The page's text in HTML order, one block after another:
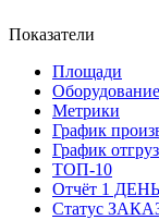
Показатели
Площади
Оборудование
Метрики
График
График
ТОП-10
Отчёт 1 ДЕНЬ
Статус